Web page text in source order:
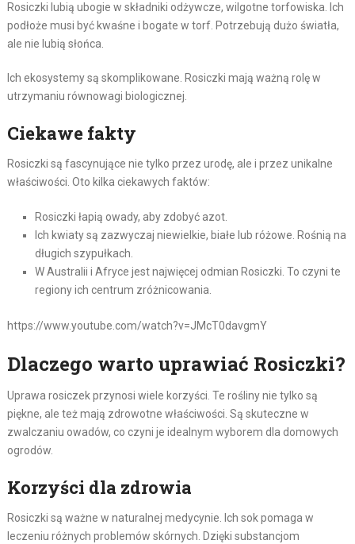
Rosiczki lubią ubogie w składniki odżywcze, wilgotne torfowiska. Ich
podłoże musi być kwaśne i bogate w torf. Potrzebują dużo światła,
ale nie lubią słońca.
Ich ekosystemy są skomplikowane. Rosiczki mają ważną rolę w
utrzymaniu równowagi biologicznej.
Ciekawe fakty
Rosiczki są fascynujące nie tylko przez urodę, ale i przez unikalne
właściwości. Oto kilka ciekawych faktów:
Rosiczki łapią owady, aby zdobyć azot.
Ich kwiaty są zazwyczaj niewielkie, białe lub różowe. Rośnią na
długich szypułkach.
W Australii i Afryce jest najwięcej odmian Rosiczki. To czyni te
regiony ich centrum zróżnicowania.
https://www.youtube.com/watch?v=JMcT0davgmY
Dlaczego warto uprawiać Rosiczki?
Uprawa rosiczek przynosi wiele korzyści. Te rośliny nie tylko są
piękne, ale też mają zdrowotne właściwości. Są skuteczne w
zwalczaniu owadów, co czyni je idealnym wyborem dla domowych
ogrodów.
Korzyści dla zdrowia
Rosiczki są ważne w naturalnej medycynie. Ich sok pomaga w
leczeniu różnych problemów skórnych. Dzięki substancjom